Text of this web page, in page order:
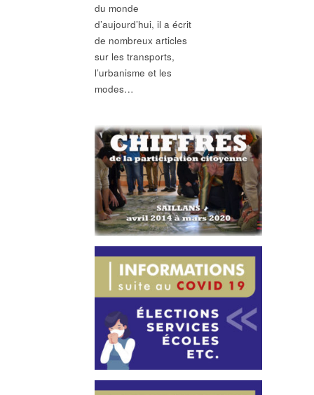
du monde
d’aujourd’hui, il a écrit
de nombreux articles
sur les transports,
l’urbanisme et les
modes…